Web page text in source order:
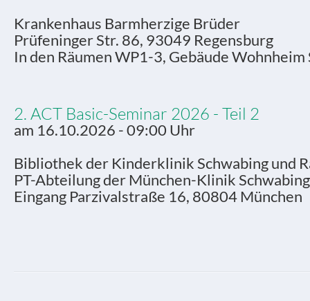
Krankenhaus Barmherzige Brüder
Prüfeninger Str. 86, 93049 Regensburg
In den Räumen WP1-3, Gebäude Wohnheim
2. ACT Basic-Seminar 2026 - Teil 2
am 16.10.2026 - 09:00 Uhr
Bibliothek der Kinderklinik Schwabing und
PT-Abteilung der München-Klinik Schwabing
Eingang Parzivalstraße 16, 80804 München